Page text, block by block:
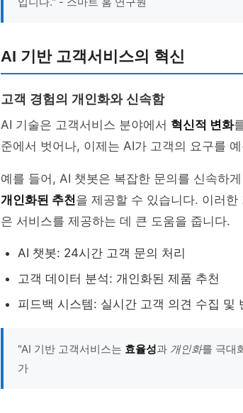
AI 기반 고객서비스의 혁신
고객 경험의 개인화와 신속함
AI 기술은 고객서비스 분야에서 혁신적 변화
준에서 벗어나, 이제는 AI가 고객의 요구를
예를 들어, AI 챗봇은 복잡한 문의를 신속하
개인화된 추천을 제공할 수 있습니다. 이러
은 서비스를 제공하는 데 큰 도움을 줍니다.
AI 챗봇: 24시간 고객 문의 처리
고객 데이터 분석: 개인화된 제품 추천
피드백 시스템: 실시간 고객 의견 수집 및
"AI 기반 고객서비스는 효율성과 개인화를 극대
가